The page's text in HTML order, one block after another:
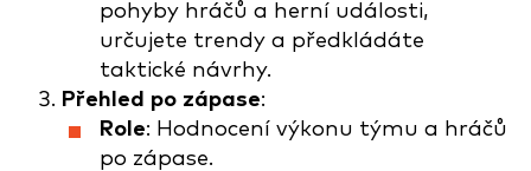
pohyby hráčů a herní události,
určujete trendy a předkládáte
taktické návrhy.
Přehled po zápase:
Role: Hodnocení výkonu týmu a hráčů
po zápase.